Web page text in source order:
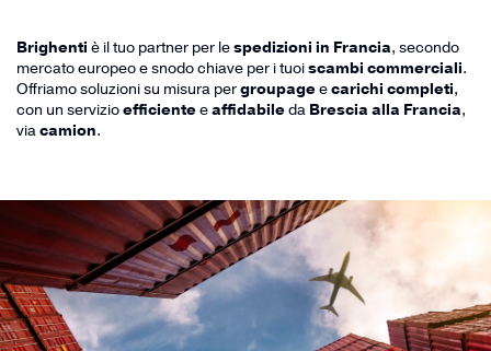
Brighenti è il tuo partner per lespedizioni in Francia, secondo
mercato europeo e snodo chiave per i tuoiscambi commerciali.
Offriamo soluzioni su misura pergroupageecarichi completi,
con un servizioefficienteeaffidabileda Brescia alla Francia,
viacamion.